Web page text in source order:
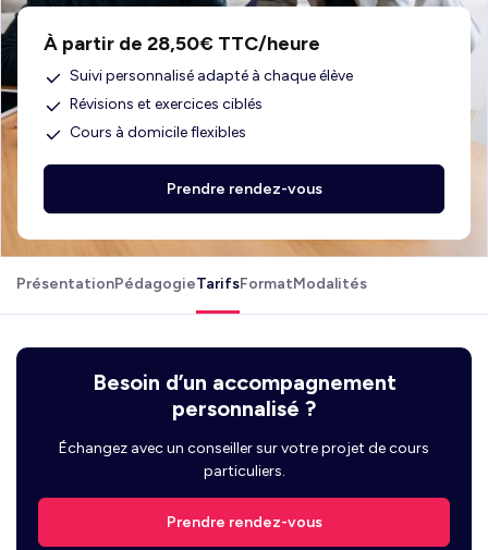
À partir de 28,50€ TTC/heure
Suivi personnalisé adapté à chaque élève
Révisions et exercices ciblés
Cours à domicile flexibles
Prendre rendez-vous
PrésentationPédagogieTarifsFormatModalités
Besoin d’un accompagnement
personnalisé ?
Échangez avec un conseiller sur votre projet de cours
particuliers.
Prendre rendez-vous